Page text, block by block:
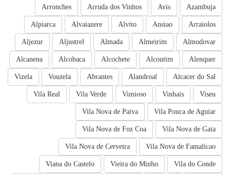
Azambuja
Avis
Arruda dos Vinhos
Arronches
Arraiolos
Ansiao
Alvito
Alvaiazere
Alpiarca
Almodovar
Almeirim
Almada
Aljustrel
Aljezur
Alenquer
Alcoutim
Alcochete
Alcobaca
Alcanena
Alcacer do Sal
Alandroal
Abrantes
Vouzela
Vizela
Viseu
Vinhais
Vimioso
Vila Verde
Vila Real
Vila Pouca de Aguiar
Vila Nova de Paiva
Vila Nova de Gaia
Vila Nova de Foz Coa
Vila Nova de Famalicao
Vila Nova de Cerveira
Vila do Conde
Vieira do Minho
Viana do Castelo